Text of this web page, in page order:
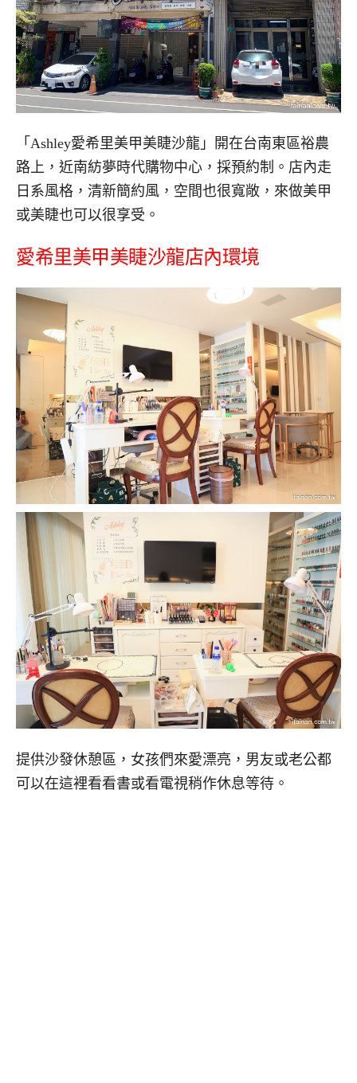
「Ashley愛希里美甲美睫沙龍」開在台南東區裕農
路上，近南紡夢時代購物中心，採預約制。店內走
日系風格，清新簡約風，空間也很寬敞，來做美甲
或美睫也可以很享受。
愛希里美甲美睫沙龍店內環境
提供沙發休憩區，女孩們來愛漂亮，男友或老公都
可以在這裡看看書或看電視稍作休息等待。